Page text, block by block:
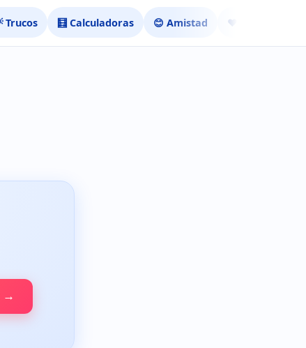
Trucos 🧮 Calculadoras 😊 Amistad ❤️ Ligar
→